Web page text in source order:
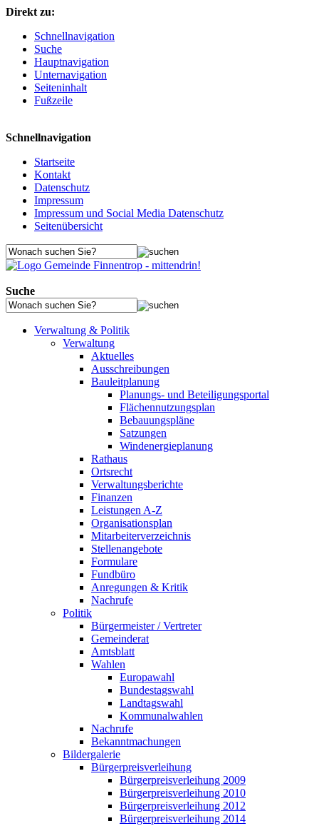
Direkt zu:
Schnellnavigation
Suche
Hauptnavigation
Unternavigation
Seiteninhalt
Fußzeile
Schnellnavigation
Startseite
Kontakt
Datenschutz
Impressum
Impressum und Social Media Datenschutz
Seitenübersicht
Suche
Verwaltung & Politik
Verwaltung
Aktuelles
Ausschreibungen
Bauleitplanung
Planungs- und Beteiligungsportal
Flächennutzungsplan
Bebauungspläne
Satzungen
Windenergieplanung
Rathaus
Ortsrecht
Verwaltungsberichte
Finanzen
Leistungen A-Z
Organisationsplan
Mitarbeiterverzeichnis
Stellenangebote
Formulare
Fundbüro
Anregungen & Kritik
Nachrufe
Politik
Bürgermeister / Vertreter
Gemeinderat
Amtsblatt
Wahlen
Europawahl
Bundestagswahl
Landtagswahl
Kommunalwahlen
Nachrufe
Bekanntmachungen
Bildergalerie
Bürgerpreisverleihung
Bürgerpreisverleihung 2009
Bürgerpreisverleihung 2010
Bürgerpreisverleihung 2012
Bürgerpreisverleihung 2014